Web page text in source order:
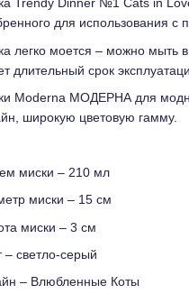
для использования
легко моется – можно мыть
длительный срок
Moderna МОДЕРНА для
широкую цветовую гамму.
миски – 210 мл
миски – 15 см
миски – 3 см
– светло-серый
– Влюбленные Коты